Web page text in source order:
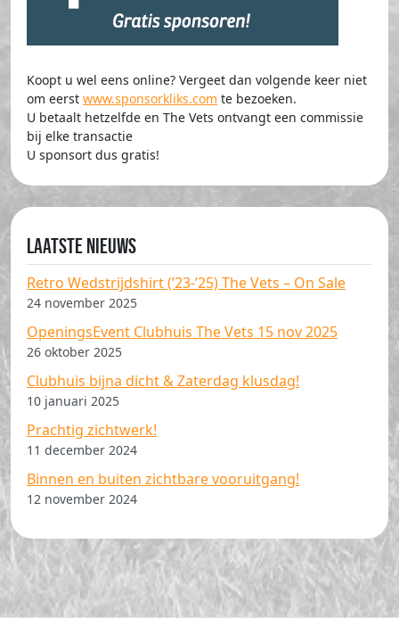
Koopt u wel eens online? Vergeet dan volgende keer niet
om eerst www.sponsorkliks.com te bezoeken.
U betaalt hetzelfde en The Vets ontvangt een commissie
bij elke transactie
U sponsort dus gratis!
Laatste nieuws
Retro Wedstrijdshirt (’23-’25) The Vets – On Sale
24 november 2025
OpeningsEvent Clubhuis The Vets 15 nov 2025
26 oktober 2025
Clubhuis bijna dicht & Zaterdag klusdag!
10 januari 2025
Prachtig zichtwerk!
11 december 2024
Binnen en buiten zichtbare vooruitgang!
12 november 2024